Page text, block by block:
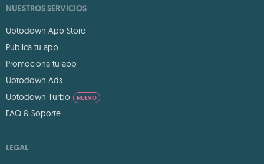
NUESTROS SERVICIOS
Uptodown App Store
Publica tu app
Promociona tu app
Uptodown Ads
Uptodown Turbo
NUEVO
FAQ & Soporte
LEGAL